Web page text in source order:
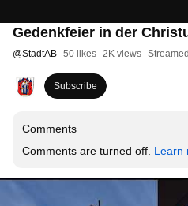
Gedenkfeier in der
@StadtAB 50 likes 2K views
Subscribe
Comments
Comments are turned off. Learn